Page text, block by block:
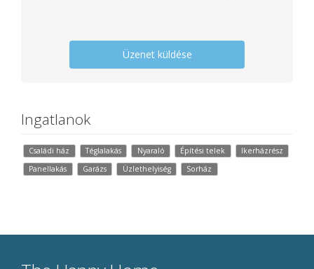
Üzenet küldése
Ingatlanok
Családi ház Téglalakás Nyaraló Építési telek
Ikerházrész
Panellakás
Garázs Üzlethelyiség Sorház